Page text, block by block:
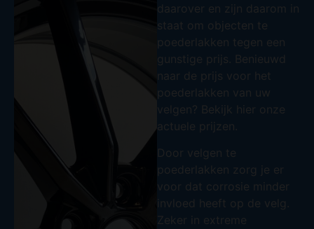
daarover en zijn daarom in
staat om objecten te
poederlakken tegen een
gunstige prijs. Benieuwd
naar de prijs voor het
poederlakken van uw
velgen? Bekijk hier onze
actuele prijzen.
Door velgen te
poederlakken zorg je er
voor dat corrosie minder
invloed heeft op de velg.
Zeker in extreme